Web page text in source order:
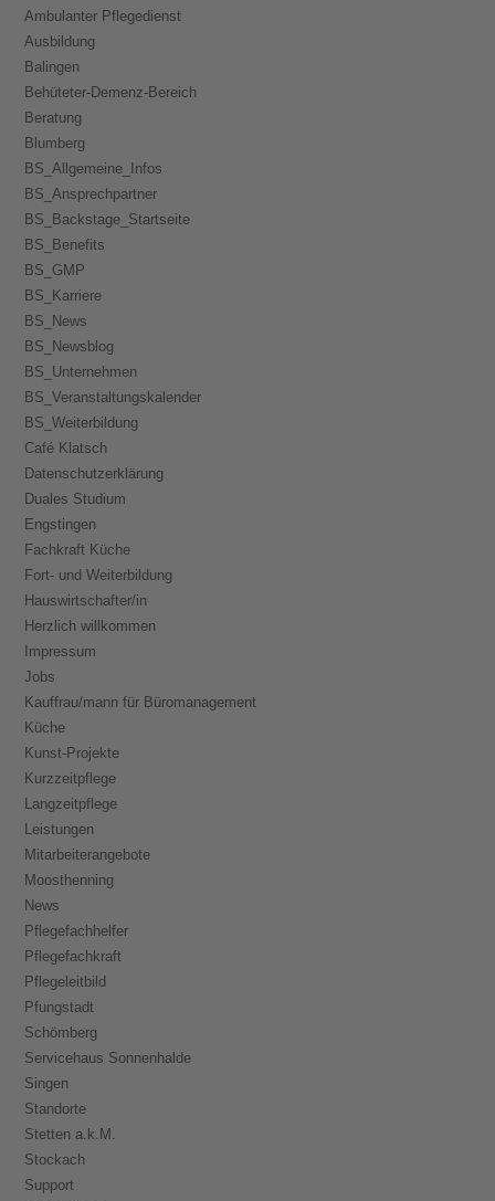
Ambulanter Pflegedienst
Ausbildung
Balingen
Behüteter-Demenz-Bereich
Beratung
Blumberg
BS_Allgemeine_Infos
BS_Ansprechpartner
BS_Backstage_Startseite
BS_Benefits
BS_GMP
BS_Karriere
BS_News
BS_Newsblog
BS_Unternehmen
BS_Veranstaltungskalender
BS_Weiterbildung
Café Klatsch
Datenschutzerklärung
Duales Studium
Engstingen
Fachkraft Küche
Fort- und Weiterbildung
Hauswirtschafter/in
Herzlich willkommen
Impressum
Jobs
Kauffrau/mann für Büromanagement
Küche
Kunst-Projekte
Kurzzeitpflege
Langzeitpflege
Leistungen
Mitarbeiterangebote
Moosthenning
News
Pflegefachhelfer
Pflegefachkraft
Pflegeleitbild
Pfungstadt
Schömberg
Servicehaus Sonnenhalde
Singen
Standorte
Stetten a.k.M.
Stockach
Support